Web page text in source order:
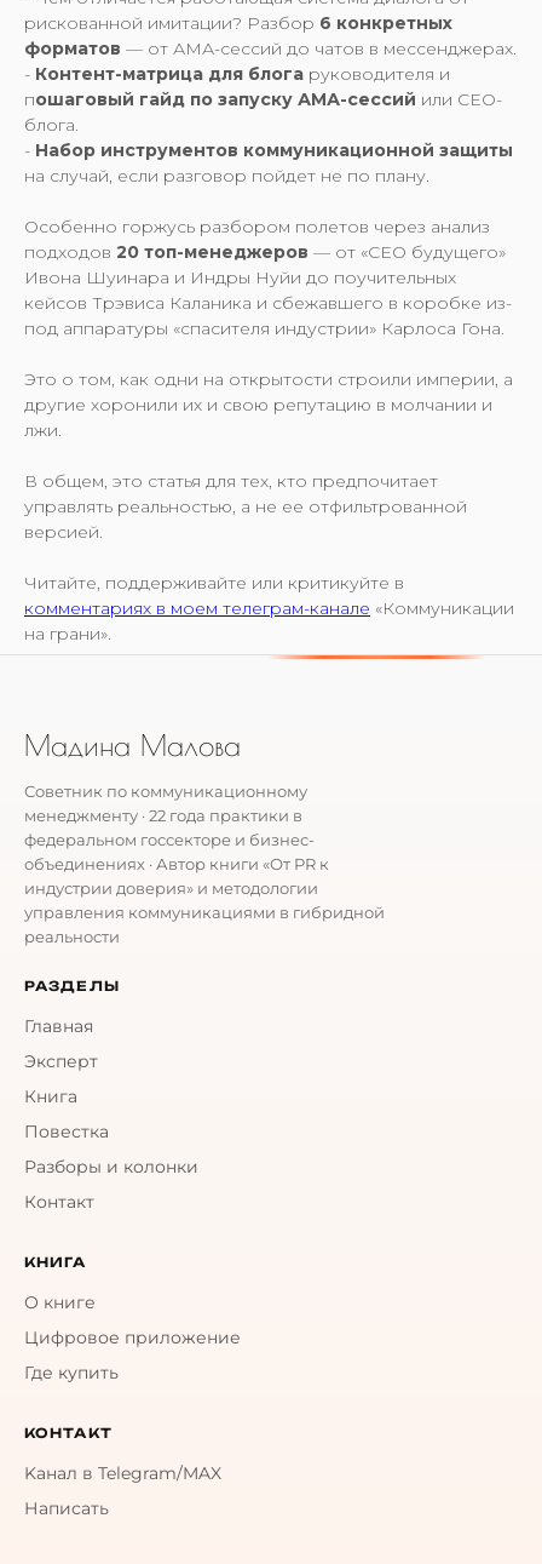
рискованной имитации? Разбор 6 конкретных
форматов — от АМА-сессий до чатов в мессенджерах.
- Контент-матрица для блога руководителя и
пошаговый гайд по запуску АМА-сессий или CEO-
блога.
- Набор инструментов коммуникационной защиты
на случай, если разговор пойдет не по плану.
Особенно горжусь разбором полетов через анализ
подходов 20 топ-менеджеров — от «СEO будущего»
Ивона Шуинара и Индры Нуйи до поучительных
кейсов Трэвиса Каланика и сбежавшего в коробке из-
под аппаратуры «спасителя индустрии» Карлоса Гона.
Это о том, как одни на открытости строили империи, а
другие хоронили их и свою репутацию в молчании и
лжи.
В общем, это статья для тех, кто предпочитает
управлять реальностью, а не ее отфильтрованной
версией.
Читайте, поддерживайте или критикуйте в
комментариях в моем телеграм-канале «Коммуникации
на грани».
Мадина Малова
Советник по коммуникационному
менеджменту · 22 года практики в
федеральном госсекторе и бизнес-
объединениях · Автор книги «От PR к
индустрии доверия» и методологии
управления коммуникациями в гибридной
реальности
РАЗДЕЛЫ
Главная
Эксперт
Книга
Повестка
Разборы и колонки
Контакт
КНИГА
О книге
Цифровое приложение
Где купить
КОНТАКТ
Kанал в Telegram/MAX
Написать